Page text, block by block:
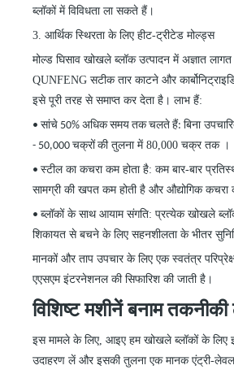
ब्लॉकों में विविधता ला सकते हैं।
3. आर्थिक स्थिरता के लिए हीट-ट्रीटेड मोल्ड्स
मोल्ड घिसाव खोखले ब्लॉक उत्पादन में अज्ञात लागत
QUNFENG सटीक तार काटने और
इसे पूरी तरह से समाप्त कर देता है। लाभ हैं:
• सांचे 50% अधिक समय तक चलते हैं: बिना
- 50,000 चक्रोंकी तुलना में 80,000 चक्र तक ।
• स्टील का कचरा कम होता है: कम बार-बार
सामग्री की खपत कम होती है और औद्योगिक कचरा
• ब्लॉकों के साथ आयाम संगति: प्रत्येक खोखले
शिकायत से बचने के लिए सहनशीलता के भीतर
मानकों और ताप उपचार के लिए एक स्वतंत्र
एएसएम इंटरनेशनल की सिफारिश की जाती है।
विशिष्ट मशीनें बनाम तकनीकी
इस मामले के लिए, आइए हम खोखले ब्लॉकों के लिए
उदाहरण लें और इसकी तुलना एक मानक एंट्री-